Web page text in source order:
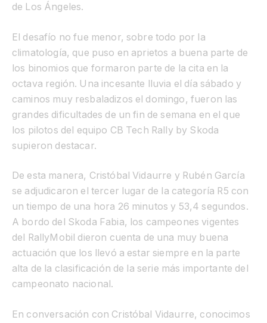
de Los Ángeles.
El desafío no fue menor, sobre todo por la
climatología, que puso en aprietos a buena parte de
los binomios que formaron parte de la cita en la
octava región. Una incesante lluvia el día sábado y
caminos muy resbaladizos el domingo, fueron las
grandes dificultades de un fin de semana en el que
los pilotos del equipo CB Tech Rally by Skoda
supieron destacar.
De esta manera, Cristóbal Vidaurre y Rubén García
se adjudicaron el tercer lugar de la categoría R5 con
un tiempo de una hora 26 minutos y 53,4 segundos.
A bordo del Skoda Fabia, los campeones vigentes
del RallyMobil dieron cuenta de una muy buena
actuación que los llevó a estar siempre en la parte
alta de la clasificación de la serie más importante del
campeonato nacional.
En conversación con Cristóbal Vidaurre, conocimos